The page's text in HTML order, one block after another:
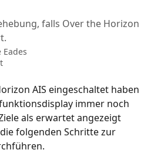
falls Over the Horizon
Eades
AIS eingeschaltet haben
immer noch
als erwartet angezeigt
folgenden Schritte zur